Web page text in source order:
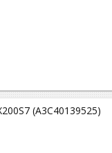
(A3C40139525)